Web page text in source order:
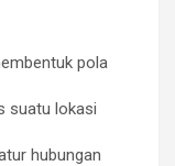
pola
suatu lokasi
hubungan